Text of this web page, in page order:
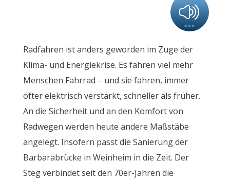
Radfahren ist anders geworden im Zuge der
Klima- und Energiekrise. Es fahren viel mehr
Menschen Fahrrad – und sie fahren, immer
öfter elektrisch verstärkt, schneller als früher.
An die Sicherheit und an den Komfort von
Radwegen werden heute andere Maßstäbe
angelegt. Insofern passt die Sanierung der
Barbarabrücke in Weinheim in die Zeit. Der
Steg verbindet seit den 70er-Jahren die